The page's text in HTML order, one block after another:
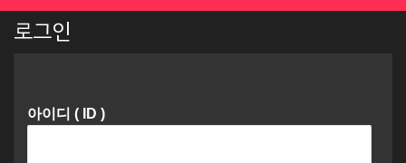
로그인
아이디 ( ID )